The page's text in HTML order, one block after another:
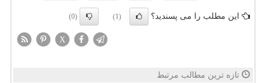
این مطلب را می پسندید؟ (1)
(0)
X
تازه ترین مطالب مرتبط